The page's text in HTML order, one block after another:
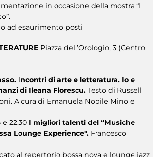
in occasione della mostra “I
ad esaurimento posti
Piazza dell’Orologio, 3 (Centro
Incontri di arte e letteratura. Io e
di Ileana Florescu. Testo di Russell
A cura di Emanuela Nobile Mino e
e 22.30 I migliori talenti del “Musiche
Lounge Experience". Francesco
al repertorio bossa nova e lounge jazz